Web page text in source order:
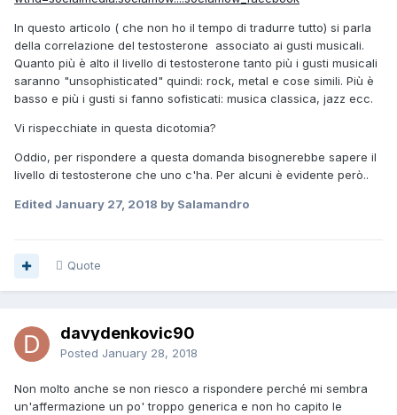
In questo articolo ( che non ho il tempo di tradurre tutto) si parla
della correlazione del testosterone associato ai gusti musicali.
Quanto più è alto il livello di testosterone tanto più i gusti musicali
saranno "unsophisticated" quindi: rock, metal e cose simili. Più è
basso e più i gusti si fanno sofisticati: musica classica, jazz ecc.
Vi rispecchiate in questa dicotomia?
Oddio, per rispondere a questa domanda bisognerebbe sapere il
livello di testosterone che uno c'ha. Per alcuni è evidente però..
Edited January 27, 2018 by Salamandro
Quote
davydenkovic90
Posted January 28, 2018
Non molto anche se non riesco a rispondere perché mi sembra
un'affermazione un po' troppo generica e non ho capito le